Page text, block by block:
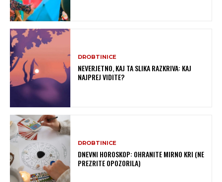
DROBTINICE
NEVERJETNO, KAJ TA SLIKA RAZKRIVA: KAJ
NAJPREJ VIDITE?
DROBTINICE
DNEVNI HOROSKOP: OHRANITE MIRNO KRI (NE
PREZRITE OPOZORILA)